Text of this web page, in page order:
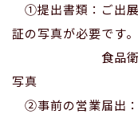
①提出書類：ご出展
証の写真が必要です
食品衛生責任
写真
②事前の営業届出：